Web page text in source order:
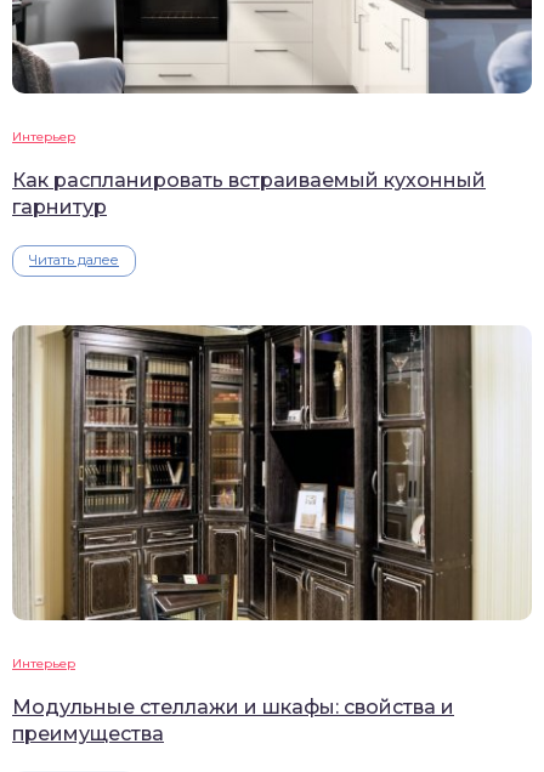
Интерьер
Как распланировать встраиваемый кухонный
гарнитур
Читать далее
Интерьер
Модульные стеллажи и шкафы: свойства и
преимущества